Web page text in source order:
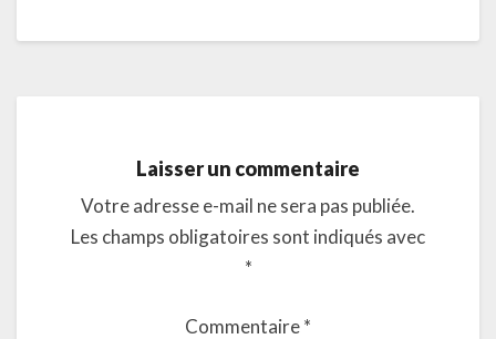
Laisser un commentaire
Votre adresse e-mail ne sera pas publiée.
Les champs obligatoires sont indiqués avec
*
Commentaire*